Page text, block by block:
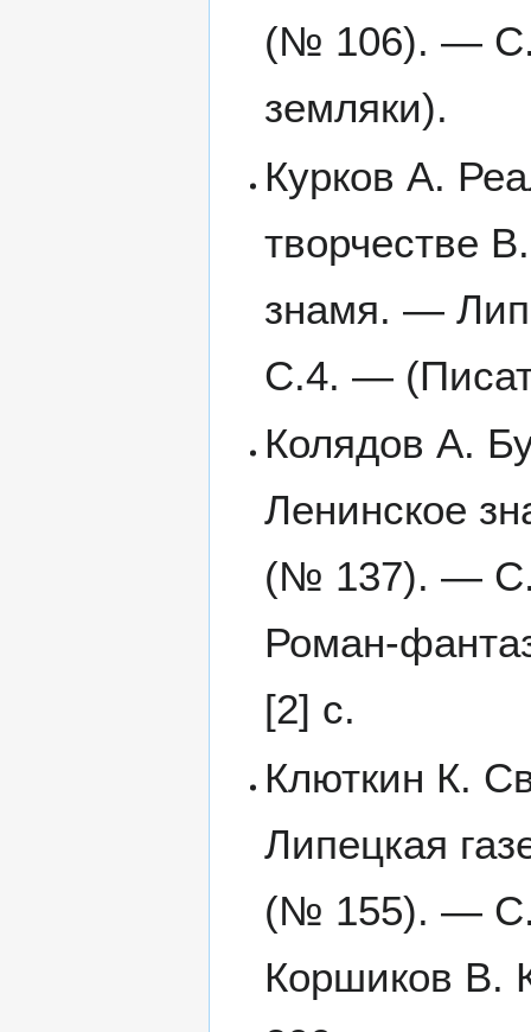
(№ 106). —
земляки).
Курков А.
творчестве
знамя. —
С.4. —
Колядов А.
Ленинское
(№ 137). —
Роман-
[2] с.
Клюткин К.
Липецкая
(№ 155). —
Коршиков В.